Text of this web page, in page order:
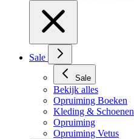
Sale
Sale
Bekijk alles
Opruiming Boeken
Kleding & Schoenen
Opruiming
Opruiming Vetus